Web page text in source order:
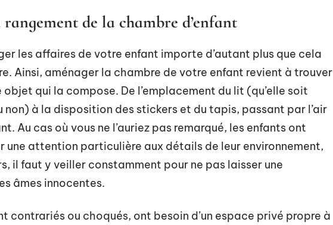
rangement de la chambre d’enfant
les affaires de votre enfant importe d’autant plus que cela
Ainsi, aménager la chambre de votre enfant revient à trouver
qui la compose. De l’emplacement du lit (qu’elle soit
non) à la disposition des stickers et du tapis, passant par l’air
Au cas où vous ne l’auriez pas remarqué, les enfants ont
attention particulière aux détails de leur environnement,
il faut y veiller constamment pour ne pas laisser une
âmes innocentes.
contrariés ou choqués, ont besoin d’un espace privé propre à